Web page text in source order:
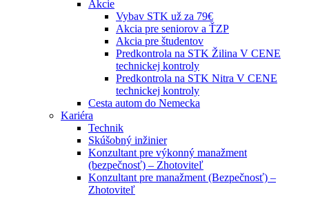
Akcie
Vybav STK už za 79€
Akcia pre seniorov a ŤZP
Akcia pre študentov
Predkontrola na STK Žilina V CENE
technickej kontroly
Predkontrola na STK Nitra V CENE
technickej kontroly
Cesta autom do Nemecka
Kariéra
Technik
Skúšobný inžinier
Konzultant pre výkonný manažment
(bezpečnosť) – Zhotoviteľ
Konzultant pre manažment (Bezpečnosť) –
Zhotoviteľ